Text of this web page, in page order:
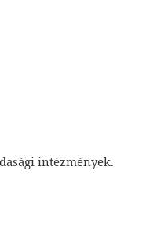
intézmények.